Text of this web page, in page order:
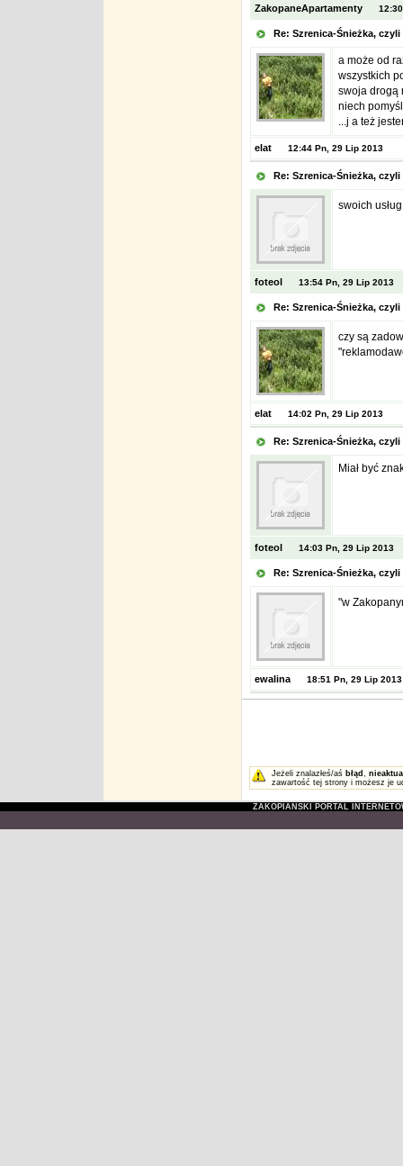
ZakopaneApartamenty
Re: Szrenica-Śnieżka,
a może od
wszystkich
swoja drogą
niech
...j a też
elat 12:44 Pn, 29 Lip 2013
Re: Szrenica-Śnieżka,
swoich
foteol 13:54 Pn, 29 Lip 2013
Re: Szrenica-Śnieżka,
czy są
elat 14:02 Pn, 29 Lip 2013
Re: Szrenica-Śnieżka,
Miał być
foteol 14:03 Pn, 29 Lip 2013
Re: Szrenica-Śnieżka,
"w
ewalina 18:51 Pn, 29 Lip 2013
Jeżeli znalazłeś/aś błąd ,
zawartość tej strony i możesz je
ZAKOPIAŃSKI PORTAL